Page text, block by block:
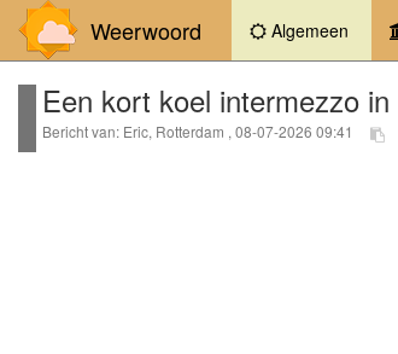
Weerwoord Algemeen
Een kort koel intermezzo
Bericht van: Eric, Rotterdam , 08-07-2026 09:41